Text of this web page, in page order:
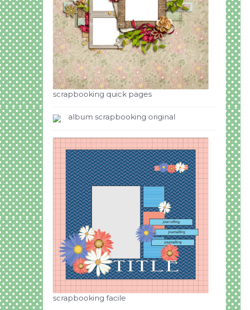
scrapbooking quick pages
album scrapbooking original
scrapbooking facile